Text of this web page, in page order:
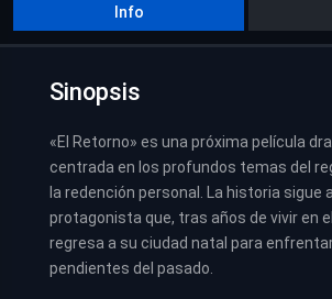
Info
Sinopsis
«El Retorno» es una próxima película
centrada en los profundos temas del
la redención personal. La historia sigue
protagonista que, tras años de vivir en
regresa a su ciudad natal para
pendientes del pasado.